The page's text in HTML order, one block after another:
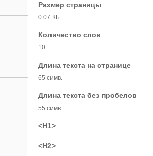
Размер страницы
0.07 КБ
Количество слов
10
Длина текста на странице
65 симв.
Длина текста без пробелов
55 симв.
<H1>
<H2>